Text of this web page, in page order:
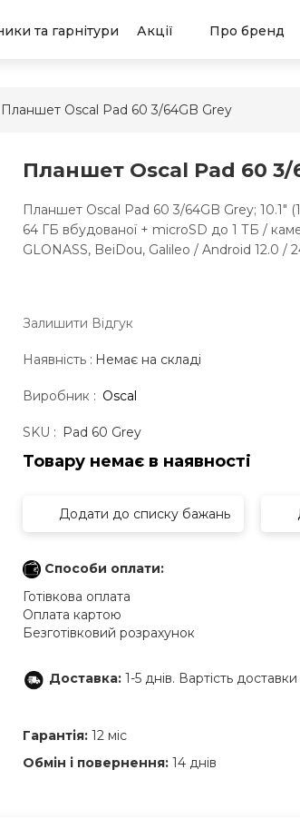
та гарнітури Акції Про бренд
Планшет Oscal Pad 60 3/64GB Grey
Планшет Oscal Pad 60 3/
Планшет Oscal Pad 60 3/64GB Grey;
64 ГБ вбудованої + microSD до 1 ТБ /
GLONASS, BeiDou, Galileo / Android 12.0 /
Залишити Вiдгук
Наявність : Немає на складі
Виробник : Oscal
SKU : Pad 60 Grey
Товару немає в наявностi
Додати до списку бажань
Способи оплати:
Готівкова оплата
Оплата картою
Безготівковий розрахунок
Доставка:1-5 днів. Вартість
Гарантія:12 міс
Обмін і повернення: 14 днів